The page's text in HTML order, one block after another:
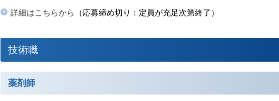
詳細はこちらから （応募締め切り：定員が充足次第終了）
技術職
薬剤師